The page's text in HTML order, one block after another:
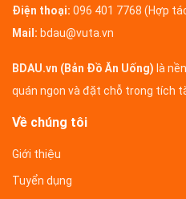
Điện thoại: 096 401 7768 (Hợp
Mail: bdau@vuta.vn
BDAU.vn (Bản Đồ Ăn Uống) là
quán ngon và đặt chỗ trong tích
Về chúng tôi
Giới thiệu
Tuyển dụng